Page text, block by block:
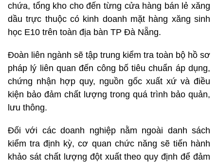
chứa, tổng kho cho đến từng cửa hàng bán lẻ xăng
dầu trực thuộc có kinh doanh mặt hàng xăng sinh
học E10 trên toàn địa bàn TP Đà Nẵng.
Đoàn liên ngành sẽ tập trung kiểm tra toàn bộ hồ sơ
pháp lý liên quan đến công bố tiêu chuẩn áp dụng,
chứng nhận hợp quy, nguồn gốc xuất xứ và điều
kiện bảo đảm chất lượng trong quá trình bảo quản,
lưu thông.
Đối với các doanh nghiệp nằm ngoài danh sách
kiểm tra định kỳ, cơ quan chức năng sẽ tiến hành
khảo sát chất lượng đột xuất theo quy định để đảm